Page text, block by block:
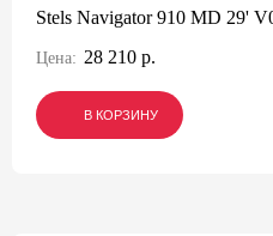
Stels Navigator 910 MD 29'
Цена: 28 210 р.
В КОРЗИНУ
В КОРЗИНУ
В КОРЗИНУ